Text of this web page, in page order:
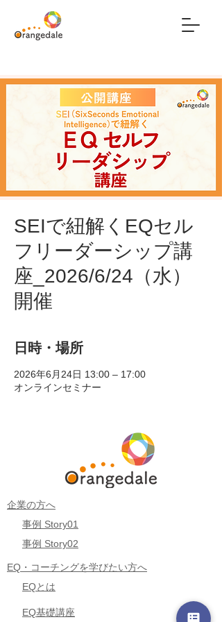
SEIで紐解くEQセル
フリーダーシップ講
座_2026/6/24（水）
開催
日時・場所
2026年6月24日 13:00 – 17:00
オンラインセミナー
企業の方へ
事例 Story01
事例 Story02
EQ・コーチングを学びたい方へ
EQとは
EQ基礎講座